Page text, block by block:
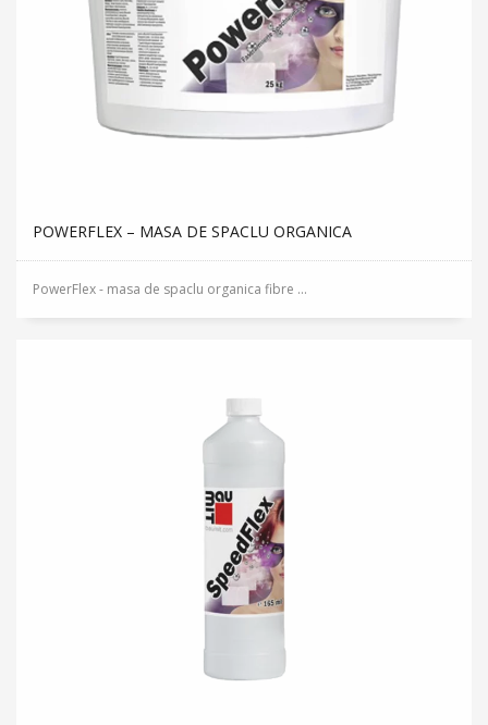
POWERFLEX – MASA DE SPACLU ORGANICA
PowerFlex - masa de spaclu organica fibre ...